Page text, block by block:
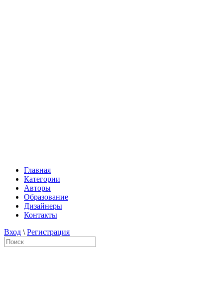
Главная
Категории
Авторы
Образование
Дизайнеры
Контакты
Вход \ Регистрация